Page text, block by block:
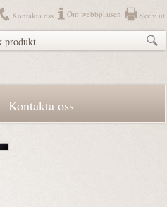
Skriv ut
Om webbplatsen
Kontakta oss
Kontakta oss